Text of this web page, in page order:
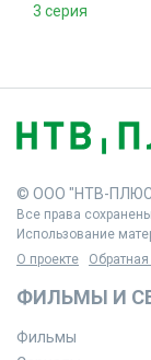
3 серия
© ООО "НТВ-
Все права сохранены.
Использование
О проекте
ФИЛЬМЫ И
Фильмы